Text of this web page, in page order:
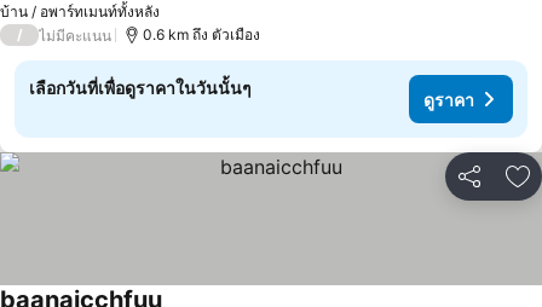
บ้าน / อพาร์ทเมนท์ทั้งหลัง
/ ไม่มีคะแนน 0.6 km ถึง ตัวเมือง
เลือกวันที่เพื่อดูราคาในวันนั้นๆ
ดูราคา
แชร์ เ
baanaicchfuu